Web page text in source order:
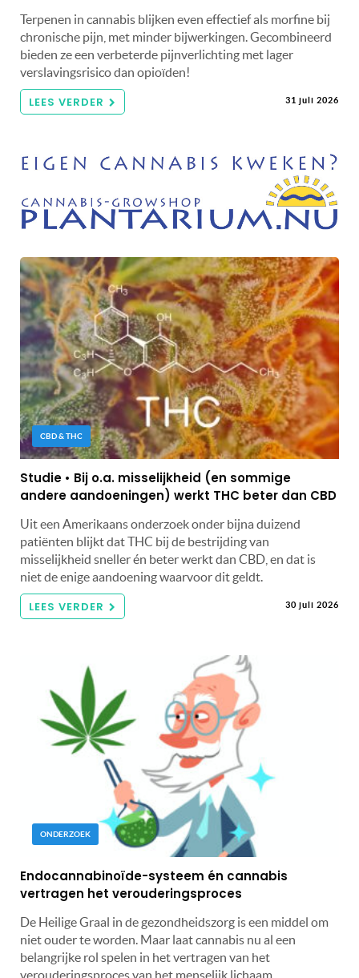
Terpenen in cannabis blijken even effectief als morfine bij
chronische pijn, met minder bijwerkingen. Gecombineerd
bieden ze een verbeterde pijnverlichting met lager
verslavingsrisico dan opioïden!
LEES VERDER 31 juli 2026
CBD & THC
Studie • Bij o.a. misselijkheid (en sommige
andere aandoeningen) werkt THC beter dan CBD
Uit een Amerikaans onderzoek onder bijna duizend
patiënten blijkt dat THC bij de bestrijding van
misselijkheid sneller én beter werkt dan CBD, en dat is
niet de enige aandoening waarvoor dit geldt.
LEES VERDER 30 juli 2026
ONDERZOEK
Endocannabinoïde-systeem én cannabis
vertragen het verouderingsproces
De Heilige Graal in de gezondheidszorg is een middel om
niet ouder te worden. Maar laat cannabis nu al een
belangrijke rol spelen in het vertragen van het